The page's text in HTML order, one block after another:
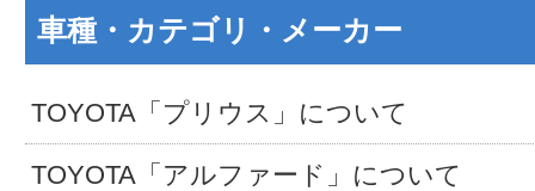
車種・カテゴリ・メーカー
TOYOTA「プリウス」について
TOYOTA「アルファード」について